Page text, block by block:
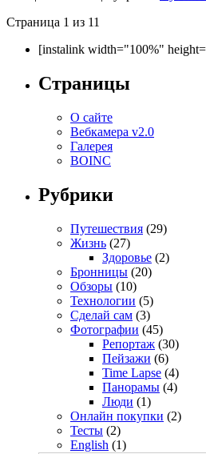
Страница 1 из 11
[instalink width="100%"
Страницы
О сайте
Вебкамера v2.0
Галерея
BOINC
Рубрики
Путешествия (29)
Жизнь (27)
Здоровье (2)
Бронницы (20)
Обзоры (10)
Технологии (5)
Сделай сам (3)
Фотографии (45)
Репортаж (30)
Пейзажи (6)
Time Lapse (4)
Панорамы (4)
Люди (1)
Онлайн покупки (2)
Тесты (2)
English (1)